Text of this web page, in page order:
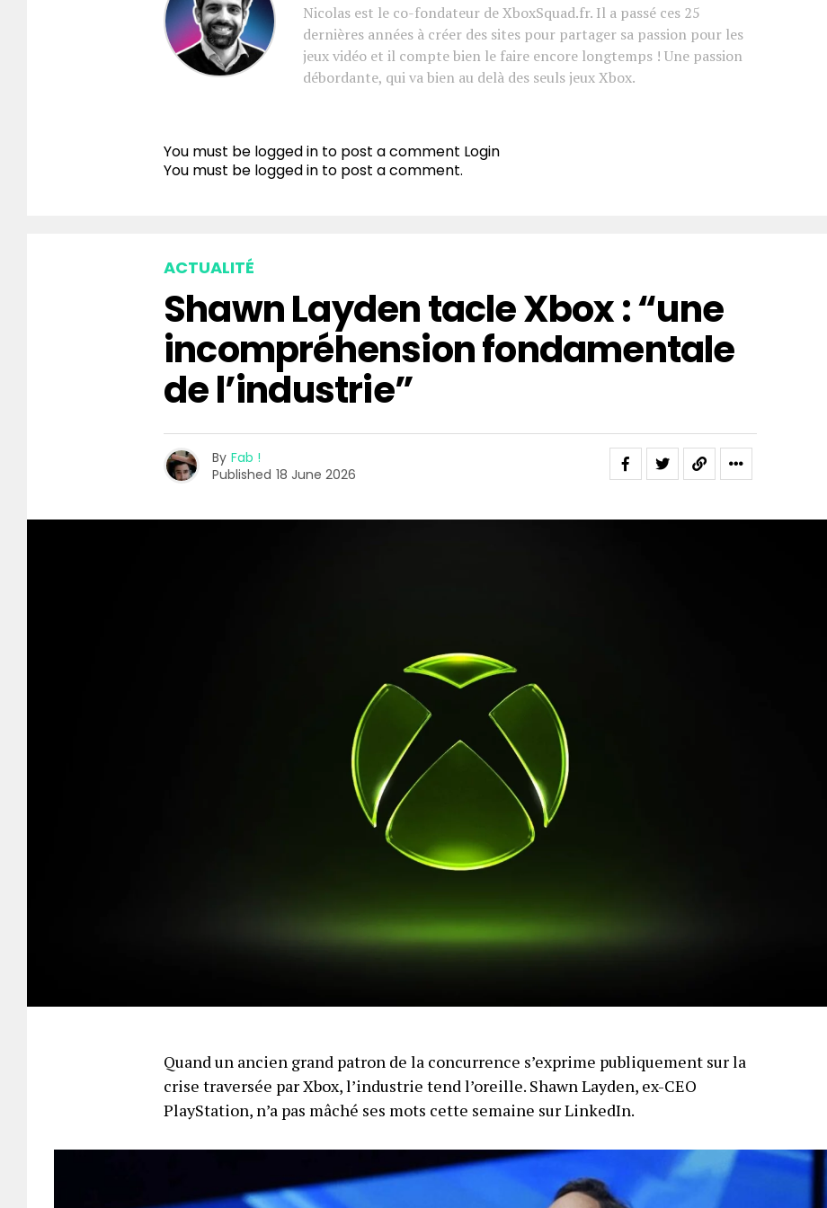
Nicolas est le co-fondateur de XboxSquad.fr. Il a passé ces 25
dernières années à créer des sites pour partager sa passion pour les
jeux vidéo et il compte bien le faire encore longtemps ! Une passion
débordante, qui va bien au delà des seuls jeux Xbox.
You must be logged in to post a comment Login
You must be logged in to post a comment.
ACTUALITÉ
Shawn Layden tacle Xbox : “une
incompréhension fondamentale
de l’industrie”
By Fab !
Published 18 June 2026
Quand un ancien grand patron de la concurrence s’exprime publiquement sur la
crise traversée par Xbox, l’industrie tend l’oreille. Shawn Layden, ex-CEO
PlayStation, n’a pas mâché ses mots cette semaine sur LinkedIn.